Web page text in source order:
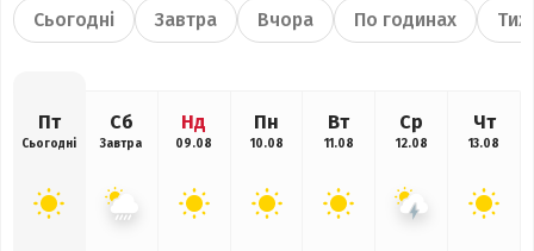
Сьогодні Завтра Вчора По годинах
Пт
Сьогодні
Сб
Завтра
Нд
09.08
Пн
10.08
Вт
11.08
Ср
12.08
Чт
13.08